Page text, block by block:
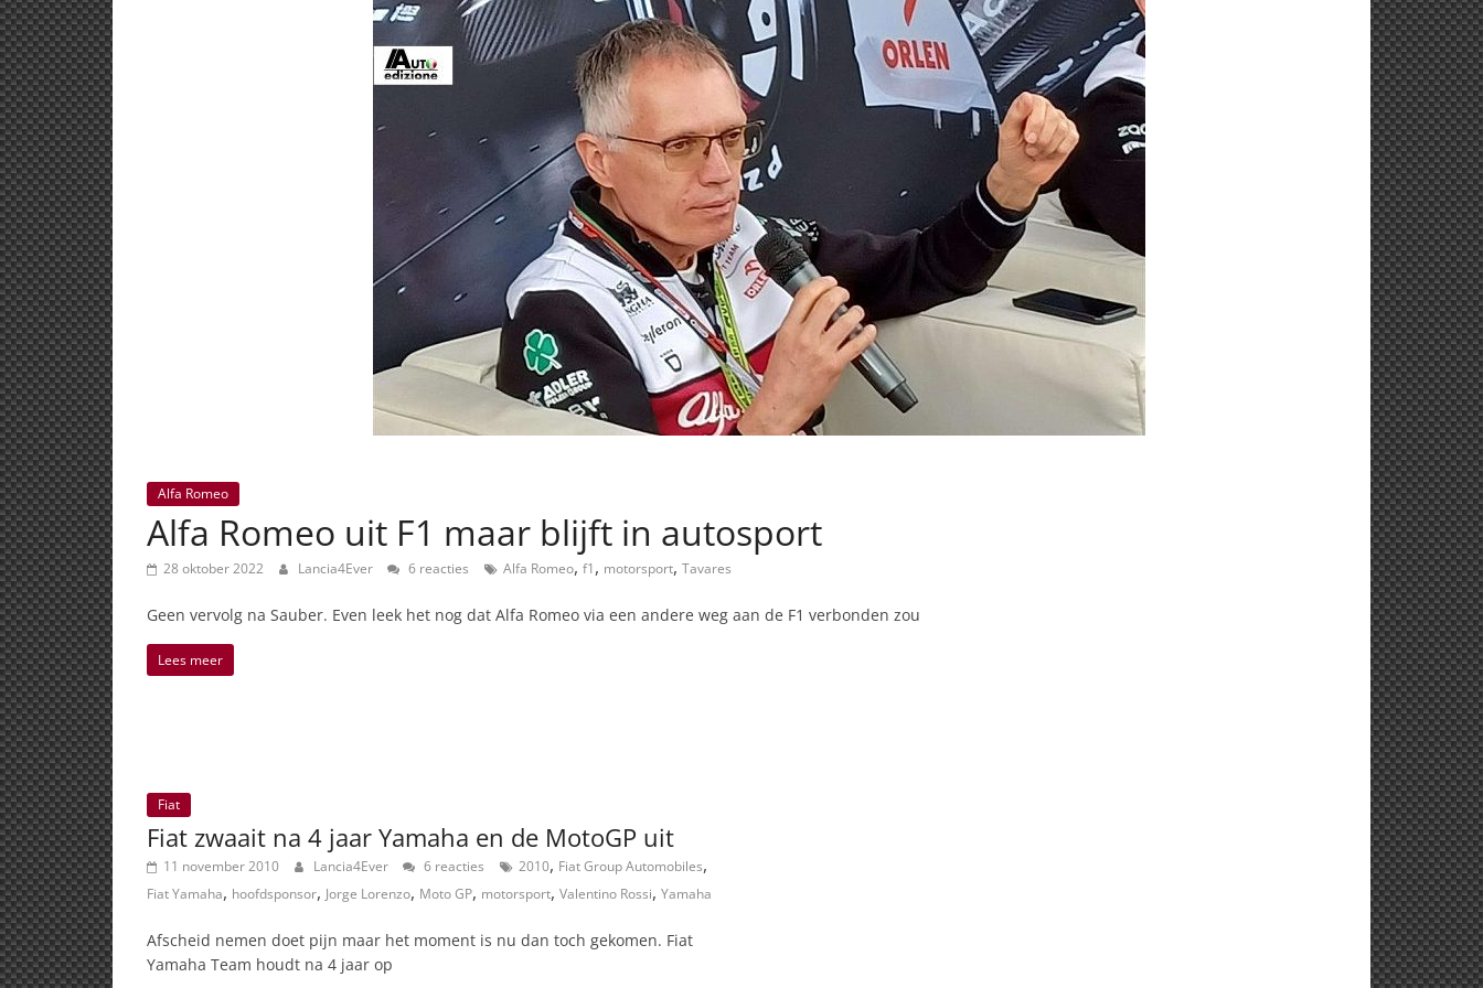
Alfa Romeo
Alfa Romeo uit F1 maar blijft in autosport
28 oktober 2022 Lancia4Ever 6 reacties Alfa Romeo, f1, motorsport, Tavares
Geen vervolg na Sauber. Even leek het nog dat Alfa Romeo via een andere weg aan de F1 verbonden zou
Lees meer
Fiat
Fiat zwaait na 4 jaar Yamaha en de MotoGP uit
11 november 2010 Lancia4Ever 6 reacties 2010, Fiat Group Automobiles,
Fiat Yamaha, hoofdsponsor, Jorge Lorenzo, Moto GP, motorsport, Valentino Rossi, Yamaha
Afscheid nemen doet pijn maar het moment is nu dan toch gekomen. Fiat
Yamaha Team houdt na 4 jaar op